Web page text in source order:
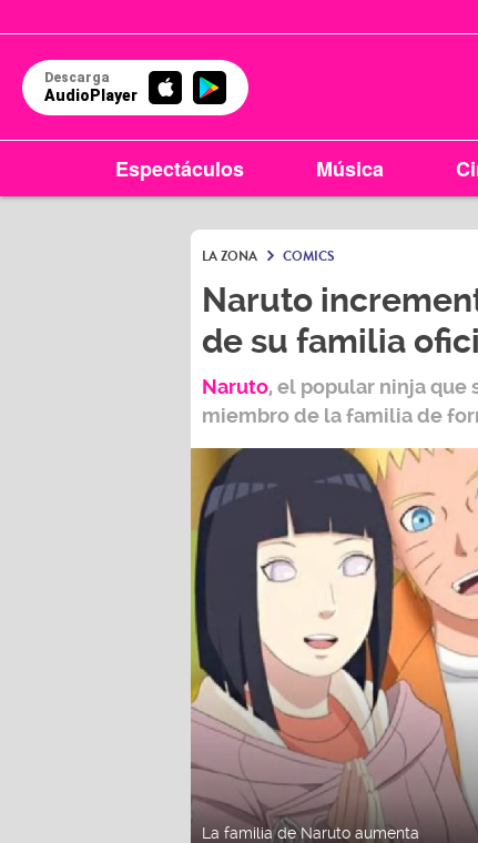
Descarga
AudioPlayer
Espectáculos Música
LA ZONA COMICS
Naruto
de su familia
Naruto, el popular ninja que
miembro de la familia de
La familia de Naruto aumenta